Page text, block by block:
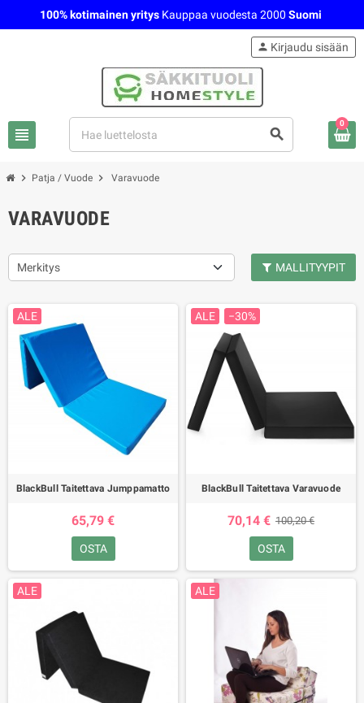
100% kotimainen yritys Kauppaa vuodesta 2000 Suomi
view_headline search
person Kirjaudu sisään
0
chevron_right Patja / Vuode chevron_right Varavuode
VARAVUODE
Merkitys MALLITYYPIT
ALE
BlackBull Taitettava Jumppamatto
65,79 €
OSTA
ALE −30%
BlackBull Taitettava Varavuode
70,14 € 100,20 €
OSTA
ALE ALE